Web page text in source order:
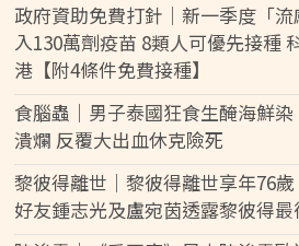
政府資助免費打針｜新一季度「
入130萬劑疫苗 8類人可優先接種
港【附4條件免費接種】
食腦蟲｜男子泰國狂食生醃海鮮
潰爛 反覆大出血休克險死
黎彼得離世｜黎彼得離世享年76
好友鍾志光及盧宛茵透露黎彼得最